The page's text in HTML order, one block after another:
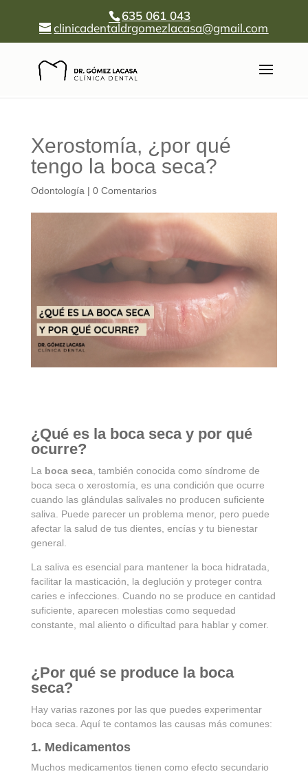
635 061 043
clinicadentaldrgomezlacasa@gmail.com
Xerostomía, ¿por qué
tengo la boca seca?
Odontología | 0 Comentarios
¿Qué es la boca seca y por qué
ocurre?
La boca seca, también conocida como síndrome de
boca seca o xerostomía, es una condición que ocurre
cuando las glándulas salivales no producen suficiente
saliva. Puede parecer un problema menor, pero puede
afectar la salud de tus dientes, encías y tu bienestar
general.
La saliva es esencial para mantener la boca hidratada,
facilitar la masticación, la deglución y proteger contra
caries e infecciones. Cuando no se produce en cantidad
suficiente, aparecen molestias como sequedad
constante, mal aliento o dificultad para hablar y comer.
¿Por qué se produce la boca
seca?
Hay varias razones por las que puedes experimentar
boca seca. Aquí te contamos las causas más comunes:
1. Medicamentos
Muchos medicamentos tienen como efecto secundario